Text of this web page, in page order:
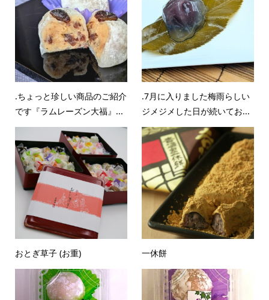
.ちょっと珍しい商品のご紹介
です『ラムレーズン大福』...
.7月に入りました梅雨らしい
ジメジメした日が続いてお...
おとぎ草子 (お重) 一休餅